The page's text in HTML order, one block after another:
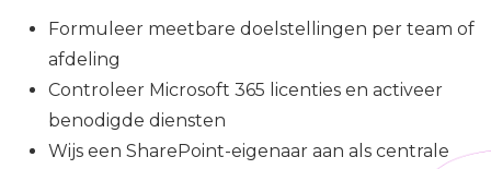
Formuleer meetbare doelstellingen per team of
afdeling
Controleer Microsoft 365 licenties en activeer
benodigde diensten
Wijs een SharePoint-eigenaar aan als centrale